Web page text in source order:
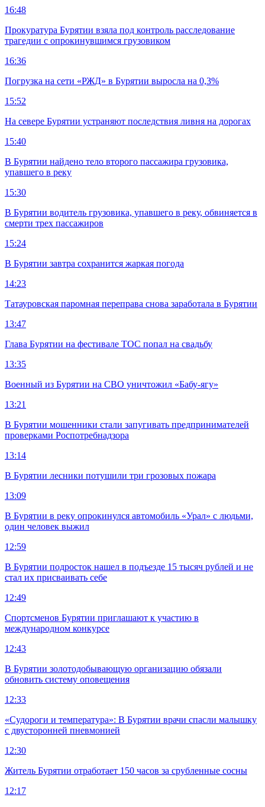
16:48
Прокуратура Бурятии взяла под контроль расследование
трагедии с опрокинувшимся грузовиком
16:36
Погрузка на сети «РЖД» в Бурятии выросла на 0,3%
15:52
На севере Бурятии устраняют последствия ливня на дорогах
15:40
В Бурятии найдено тело второго пассажира грузовика,
упавшего в реку
15:30
В Бурятии водитель грузовика, упавшего в реку, обвиняется в
смерти трех пассажиров
15:24
В Бурятии завтра сохранится жаркая погода
14:23
Татауровская паромная переправа снова заработала в Бурятии
13:47
Глава Бурятии на фестивале ТОС попал на свадьбу
13:35
Военный из Бурятии на СВО уничтожил «Бабу-ягу»
13:21
В Бурятии мошенники стали запугивать предпринимателей
проверками Роспотребнадзора
13:14
В Бурятии лесники потушили три грозовых пожара
13:09
В Бурятии в реку опрокинулся автомобиль «Урал» с людьми,
один человек выжил
12:59
В Бурятии подросток нашел в подъезде 15 тысяч рублей и не
стал их присваивать себе
12:49
Спортсменов Бурятии приглашают к участию в
международном конкурсе
12:43
В Бурятии золотодобывающую организацию обязали
обновить систему оповещения
12:33
«Судороги и температура»: В Бурятии врачи спасли малышку
с двусторонней пневмонией
12:30
Житель Бурятии отработает 150 часов за срубленные сосны
12:17